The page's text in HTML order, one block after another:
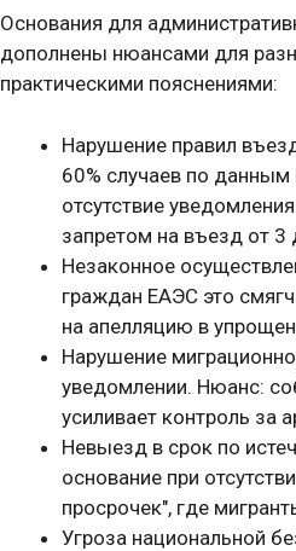
Основания для
дополнены нюансами для
практическими пояснениями:
Нарушение правил
60% случаев по
отсутствие
запретом на въезд от 3
Незаконное
граждан ЕАЭС это
на апелляцию в
Нарушение
уведомлении. Нюанс:
усиливает контроль за
Невыезд в срок по
основание при
просрочек", где
Угроза национальной